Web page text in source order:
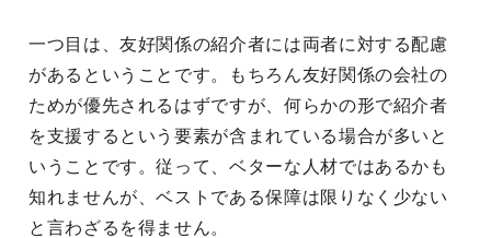
一つ目は、友好関係の紹介者には両者に対する配慮
があるということです。もちろん友好関係の会社の
ためが優先されるはずですが、何らかの形で紹介者
を支援するという要素が含まれている場合が多いと
いうことです。従って、ベターな人材ではあるかも
知れませんが、ベストである保障は限りなく少ない
と言わざるを得ません。